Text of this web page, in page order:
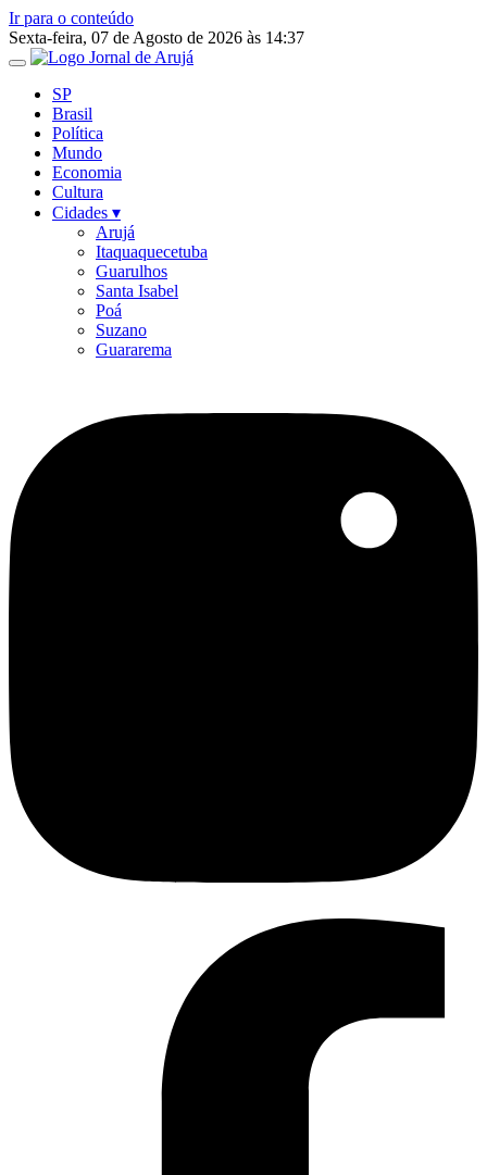
Ir para o conteúdo
Sexta-feira, 07 de Agosto de 2026 às 14:37
SP
Brasil
Política
Mundo
Economia
Cultura
Cidades ▾
Arujá
Itaquaquecetuba
Guarulhos
Santa Isabel
Poá
Suzano
Guararema